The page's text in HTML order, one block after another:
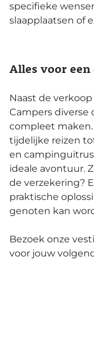
specifieke
slaapplaatsen of
Alles voor
Naast de
Campers diverse
compleet
tijdelijke reizen
en
ideale avontuur.
de verzekering?
praktische
genoten kan
Bezoek onze
voor jouw